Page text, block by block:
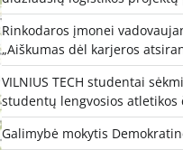
Rinkodaros įmonei
„Aiškumas dėl karjeros
VILNIUS TECH studentai
studentų lengvosios atletikos
Galimybė mokytis